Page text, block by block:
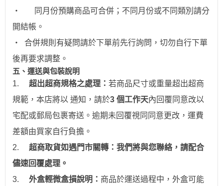
‧
同月份預購商品可合併；不同月份或不同類別請分
開結帳。
‧ 合併規則有疑問請於下單前先行詢問，切勿自行下單
後再要求調整。
五、運送與包裝說明
1.
超出超商規格之處理： 若商品尺寸或重量超出超商
規範，本店將以 通知，請於3 個工作天內回覆同意改以
宅配或郵局包裹寄送。逾期未回覆視同同意更改，運費
差額由買家自行負擔。
2.
超商取貨如遇門市關轉：我們將與您聯絡，請配合
儘速回覆處理。
3.
外盒輕微盒損說明： 商品於運送過程中，外盒可能